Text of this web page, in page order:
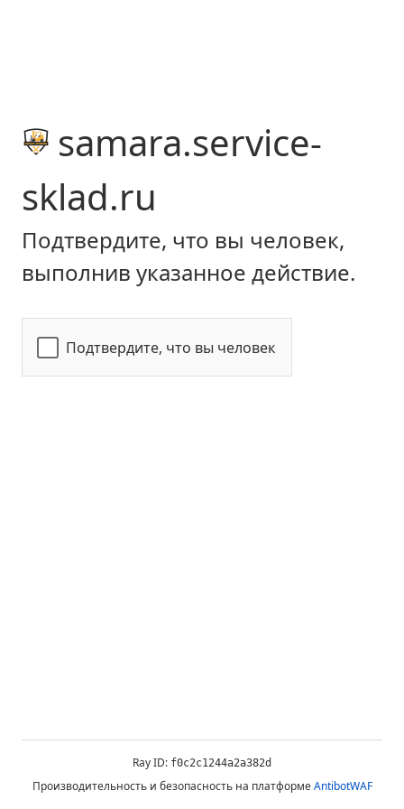
samara.service-
sklad.ru
Подтвердите, что вы человек,
выполнив указанное действие.
Подтвердите, что вы человек
Ray ID: f0c2c1244a2a382d
Производительность и безопасность на платформеAntibotWAF